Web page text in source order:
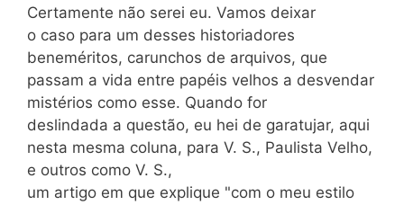
Certamente não serei eu. Vamos deixar
o caso para um desses historiadores
beneméritos, carunchos de arquivos, que
passam a vida entre papéis velhos a desvendar
mistérios como esse. Quando for
deslindada a questão, eu hei de garatujar, aqui
nesta mesma coluna, para V. S., Paulista Velho,
e outros como V. S.,
um artigo em que explique "com o meu estilo